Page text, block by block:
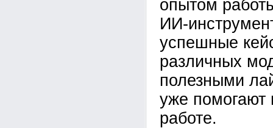
опытом
ИИ-
успешные
различных
полезными
уже помогают
работе.